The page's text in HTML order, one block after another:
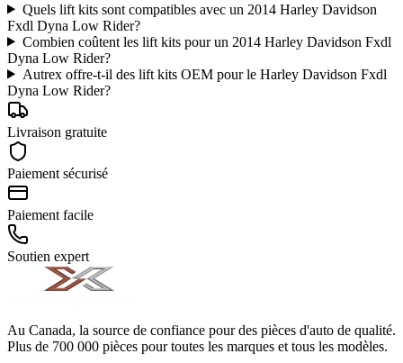
Quels lift kits sont compatibles avec un 2014 Harley Davidson
Fxdl Dyna Low Rider?
Combien coûtent les lift kits pour un 2014 Harley Davidson Fxdl
Dyna Low Rider?
Autrex offre-t-il des lift kits OEM pour le Harley Davidson Fxdl
Dyna Low Rider?
Livraison gratuite
Paiement sécurisé
Paiement facile
Soutien expert
Au Canada, la source de confiance pour des pièces d'auto de qualité.
Plus de 700 000 pièces pour toutes les marques et tous les modèles.